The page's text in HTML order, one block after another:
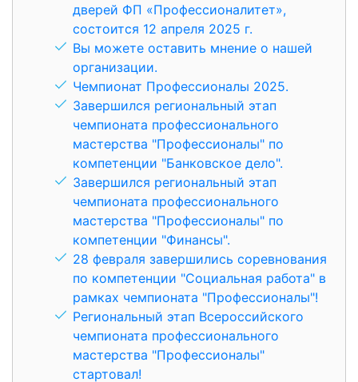
дверей ФП «Профессионалитет»,
состоится 12 апреля 2025 г.
Вы можете оставить мнение о нашей
организации.
Чемпионат Профессионалы 2025.
Завершился региональный этап
чемпионата профессионального
мастерства "Профессионалы" по
компетенции "Банковское дело".
Завершился региональный этап
чемпионата профессионального
мастерства "Профессионалы" по
компетенции "Финансы".
28 февраля завершились соревнования
по компетенции "Социальная работа" в
рамках чемпионата "Профессионалы"!
Региональный этап Всероссийского
чемпионата профессионального
мастерства "Профессионалы"
стартовал!